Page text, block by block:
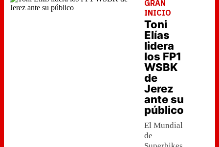
GRAN
INICIO
Toni
Elías
lidera
los FP1
WSBK
de
Jerez
ante su
público
El Mundial
de